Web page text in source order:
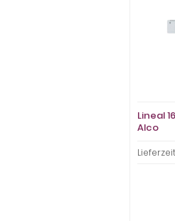
Lineal
Alco